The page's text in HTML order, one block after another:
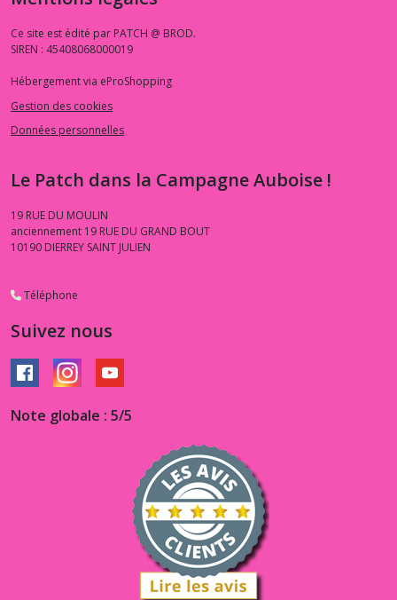
Ce site est édité par PATCH @ BROD.
SIREN : 45408068000019
Hébergement via eProShopping
Gestion des cookies
Données personnelles
Le Patch dans la Campagne Auboise !
19 RUE DU MOULIN
anciennement 19 RUE DU GRAND BOUT
10190 DIERREY SAINT JULIEN
Téléphone
Suivez nous
Note globale : 5/5